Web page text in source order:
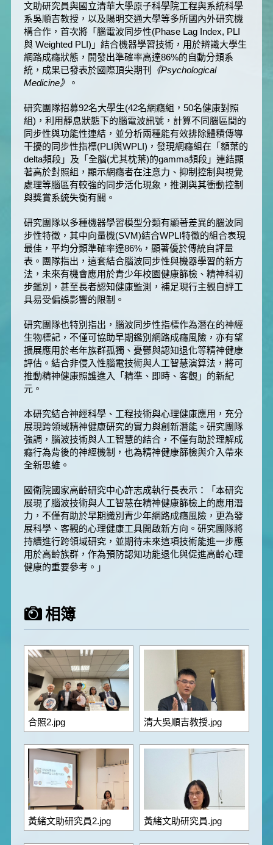
文助研究員與國立清華大學原子科學院工程與系統科學
系吳順吉教授，以及陽明交通大學等多所國內外研究機
構合作，首次將「腦電波同步性(Phase Lag Index, PLI
與 Weighted PLI)」結合機器學習技術，用於辨識大學生
網路成癮狀態，開發出準確率高達86%的自動分類系
統，成果已發表於國際頂尖期刊
《Psychological
Medicine》 。
研究團隊招募92名大學生(42名網癮組，50名健康對照
組)，利用靜息狀態下的腦電波訊號，計算不同腦區間的
同步性與功能性連結，並分析兩種能有效排除體積傳導
干擾的同步性指標(PLI與WPLI)，發現網癮組在「額葉的
delta頻段」及「全腦(尤其枕葉)的gamma頻段」連結顯
著高於對照組，顯示網癮者在注意力、抑制控制與視覺
處理等腦區有較強的同步活化現象，推測與其衝動控制
與獎賞系統失衡有關。
研究團隊以多種機器學習模型分類有顯著差異的腦波同
步性特徵，其中向量機(SVM)結合WPLI特徵的組合表現
最佳，平均分類準確率達86%，顯著優於傳統自評量
表。團隊指出，這套結合腦波同步性與機器學習的新方
法，未來有機會應用於青少年校園健康篩檢、精神科初
步鑑別，甚至長者認知健康監測，補足現行主觀自評工
具易受偏誤影響的限制。
研究團隊也特別指出，腦波同步性指標作為潛在的神經
生物標記，不僅可協助早期鑑別網路成癮風險，亦有望
擴展應用於老年族群孤獨、憂鬱與認知退化等精神健康
評估。結合非侵入性腦電技術與人工智慧演算法，將可
推動精神健康照護進入「精準、即時、客觀」的新紀
元。
本研究結合神經科學、工程技術與心理健康應用，充分
展現跨領域精神健康研究的實力與創新潛能。研究團隊
強調，腦波技術與人工智慧的結合，不僅有助於理解成
癮行為背後的神經機制，也為精神健康篩檢與介入帶來
全新思維。
國衛院國家高齡研究中心許志成執行長表示：「本研究
展現了腦波技術與人工智慧在精神健康篩檢上的應用潛
力，不僅有助於早期識別青少年網路成癮風險，更為發
展科學、客觀的心理健康工具開啟新方向。研究團隊將
持續進行跨領域研究，並期待未來這項技術能進一步應
用於高齡族群，作為預防認知功能退化與促進高齡心理
健康的重要參考。」
相簿
合照2.jpg 清大吳順吉教授.jpg
黃緒文助研究員2.jpg 黃緒文助研究員.jpg